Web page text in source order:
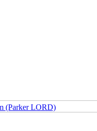
(Parker LORD)